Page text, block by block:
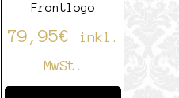
Frontlogo
79,95€
inkl.
MwSt.